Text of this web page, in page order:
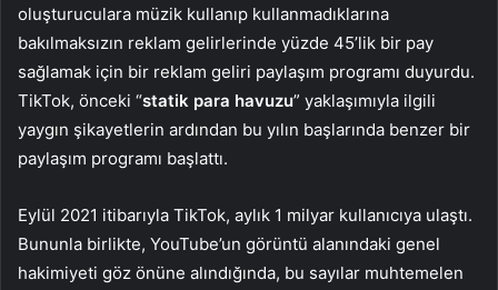
oluşturuculara müzik kullanıp kullanmadıklarına
bakılmaksızın reklam gelirlerinde yüzde 45’lik bir pay
sağlamak için bir reklam geliri paylaşım programı duyurdu.
TikTok, önceki “statik para havuzu” yaklaşımıyla ilgili
yaygın şikayetlerin ardından bu yılın başlarında benzer bir
paylaşım programı başlattı.
Eylül 2021 itibarıyla TikTok, aylık 1 milyar kullanıcıya ulaştı.
Bununla birlikte, YouTube’un görüntü alanındaki genel
hakimiyeti göz önüne alındığında, bu sayılar muhtemelen